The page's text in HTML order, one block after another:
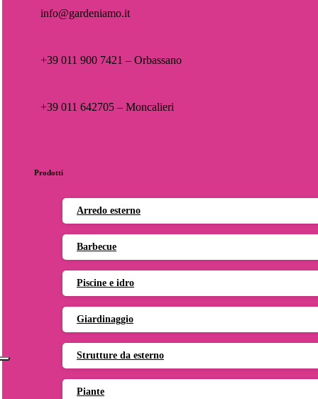
info@gardeniamo.it
+39 011 900 7421 – Orbassano
+39 011 642705 – Moncalieri
Prodotti
Arredo esterno
Barbecue
Piscine e idro
Giardinaggio
Strutture da esterno
Piante